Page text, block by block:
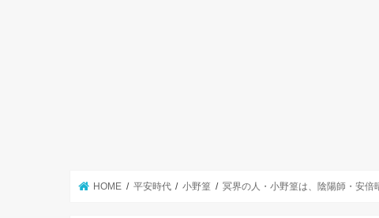
HOME 平安時代 小野篁 冥界の人・小野篁は、陰陽師・安倍